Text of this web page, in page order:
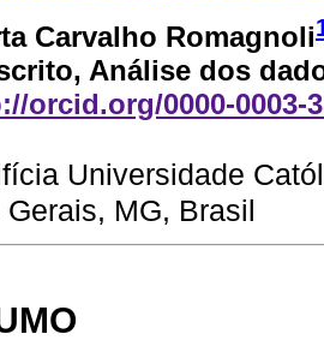
Carvalho Romagnoli
Análise dos
orcid.org/0000-0003-
Universidade
Gerais, MG, Brasil